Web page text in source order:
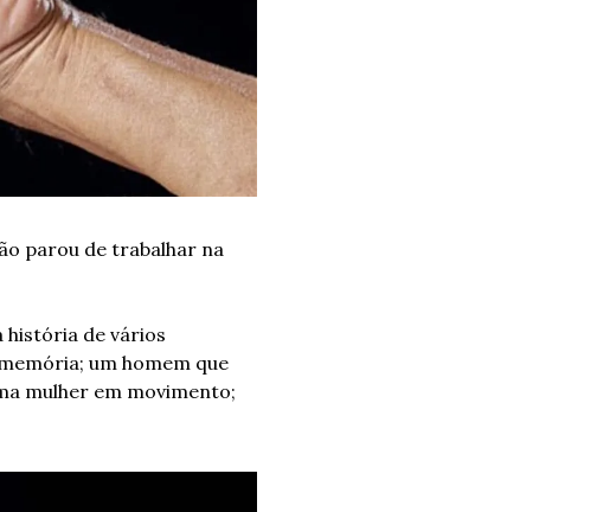
parou de trabalhar na
história de vários
um homem que
mulher em movimento;